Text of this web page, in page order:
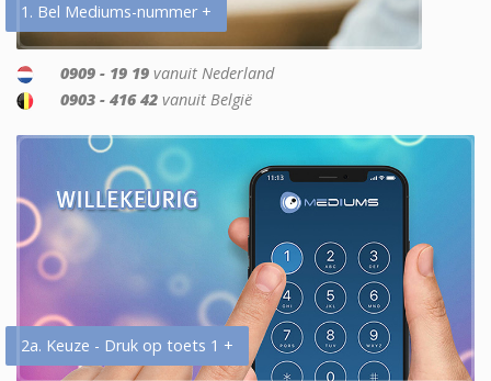
1. Bel Mediums-nummer +
0909 - 19 19 vanuit Nederland
0903 - 416 42 vanuit België
2a. Keuze - Druk op toets 1 +